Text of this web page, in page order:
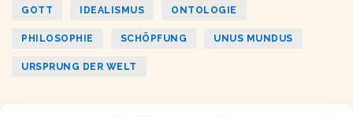
GOTT IDEALISMUS ONTOLOGIE
PHILOSOPHIE SCHÖPFUNG UNUS MUNDUS
URSPRUNG DER WELT